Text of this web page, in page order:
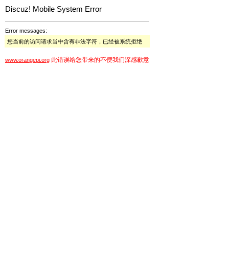
Discuz! Mobile System Error
Error messages:
您当前的访问请求当中含有非法字符，已经被系统拒绝
www.orangepi.org 此错误给您带来的不便我们深感歉意